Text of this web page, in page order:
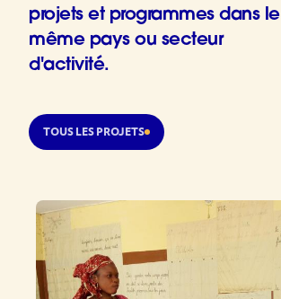
projets et programmes dans le
même pays ou secteur
d'activité.
TOUS LES PROJETS